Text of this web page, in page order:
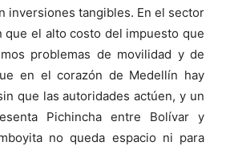
inversiones tangibles. En el sector
el alto costo del impuesto que
problemas de movilidad y de
en el corazón de Medellín hay
que las autoridades actúen, y un
Pichincha entre Bolívar y
no queda espacio ni para